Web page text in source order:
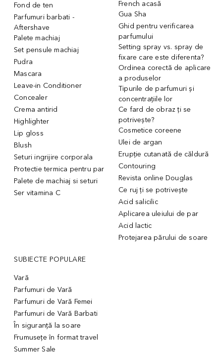
Fond de ten
Parfumuri barbati -
Aftershave
Palete machiaj
Set pensule machiaj
Pudra
Mascara
Leave-in Conditioner
Concealer
Crema antirid
Highlighter
Lip gloss
Blush
Seturi ingrijire corporala
Protectie termica pentru par
Palete de machiaj si seturi
Ser vitamina C
French acasă
Gua Sha
Ghid pentru verificarea
parfumului
Setting spray vs. spray de
fixare care este diferenta?
Ordinea corectă de aplicare
a produselor
Tipurile de parfumuri și
concentrațiile lor
Ce fard de obraz ți se
potrivește?
Cosmetice coreene
Ulei de argan
Erupție cutanată de căldură
Contouring
Revista online Douglas
Ce ruj ți se potrivește
Acid salicilic
Aplicarea uleiului de par
Acid lactic
Protejarea părului de soare
SUBIECTE POPULARE
Vară
Parfumuri de Vară
Parfumuri de Vară Femei
Parfumuri de Vară Barbati
În siguranță la soare
Frumusețe în format travel
Summer Sale